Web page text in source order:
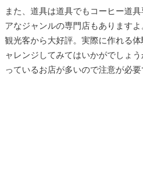
また、道具は道具でもコーヒー道
アなジャンルの専門店もあります
観光客から大好評。実際に作れる
ャレンジしてみてはいかがでしょ
っているお店が多いので注意が必要